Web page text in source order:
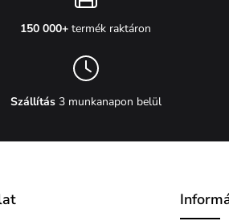
150 000+ termék raktáron
Szállítás3 munkanapon belül